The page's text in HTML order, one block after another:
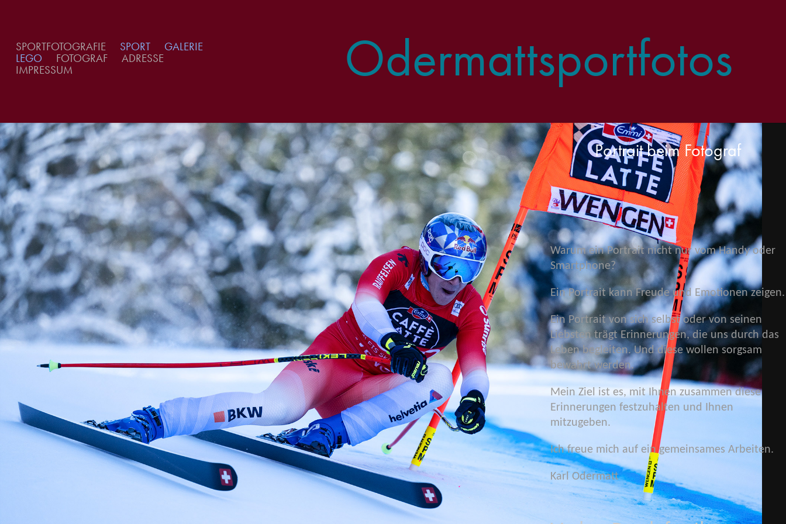
SPORTFOTOGRAFIE SPORT
GALERIE
LEGO
FOTOGRAF
ADRESSE
IMPRESSUM
Odermattsportfotos
Portrait beim Fotograf
Warum ein Portrait nicht nur vom Handy oder
Smartphone?
Ein Portrait kann Freude und Emotionen zeigen.
Ein Portrait von sich selbst oder von seinen
Liebsten trägt Erinnerungen, die uns durch das
Leben begleiten. Und diese wollen sorgsam
bewahrt werden.
Mein Ziel ist es, mit Ihnen zusammen diese
Erinnerungen festzuhalten und Ihnen
mitzugeben.
Ich freue mich auf ein gemeinsames Arbeiten.
Karl Odermatt